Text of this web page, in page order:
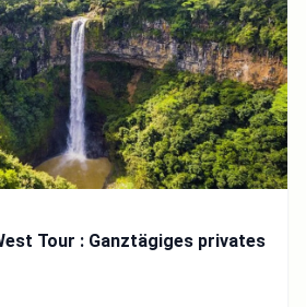
Tour : Ganztägiges privates